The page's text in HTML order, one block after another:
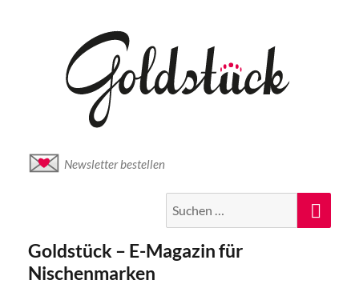
Newsletter bestellen
nach:
Goldstück – E-Magazin für
Nischenmarken